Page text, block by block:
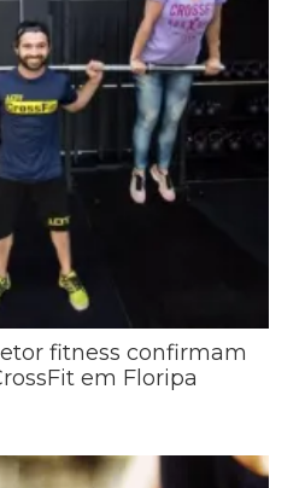
fitness confirmam
em Floripa